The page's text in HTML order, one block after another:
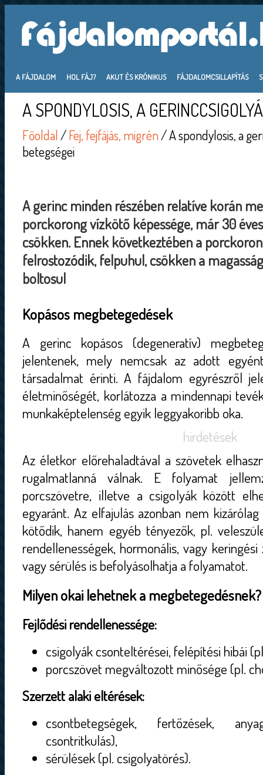
A FÁJDALOM HOL FÁJ? AKUT ÉS KRÓNIKUS FÁJDALOMCSILLAPÍTÁS
A SPONDYLOSIS, A
Főoldal/Fej, fejfájás, migrén/ A spondylosis, a
betegségei
A gerinc minden részében relatíve korán
porckorong vízkötő képessége, már 30
csökken. Ennek következtében a
felrostozódik, felpuhul, csökken a
boltosul
Kopásos megbetegedések
A gerinc kopásos (degeneratív)
jelentenek, mely nemcsak az adott
társadalmat érinti. A fájdalom egyrészről
életminőségét, korlátozza a mindennapi
munkaképtelenség egyik leggyakoribb oka.
hirdetések
Az életkor előrehaladtával a szövetek
rugalmatlanná válnak. E folyamat
porcszövetre, illetve a csigolyák között
egyaránt. Az elfajulás azonban nem
kötődik, hanem egyéb tényezők, pl.
rendellenességek, hormonális, vagy
vagy sérülés is befolyásolhatja a folyamatot.
Milyen okai lehetnek a megbetegedésnek?
Fejlődési rendellenessége:
csigolyák csonteltérései, felépítési hibái
porcszövet megváltozott minősége (pl.
Szerzett alaki eltérések:
csontbetegségek, fertőzések,
csontritkulás),
sérülések (pl. csigolyatörés).